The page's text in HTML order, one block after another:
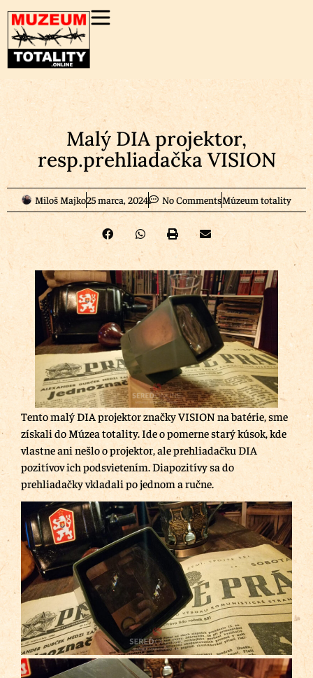
Malý DIA projektor,
resp.prehliadačka VISION
Miloš Majko25 marca, 2024 No CommentsMúzeum totality
Tento malý DIA projektor značky VISION na batérie, sme
získali do Múzea totality. Ide o pomerne starý kúsok, kde
vlastne ani nešlo o projektor, ale prehliadačku DIA
pozitívov ich podsvietením. Diapozitívy sa do
prehliadačky vkladali po jednom a ručne.